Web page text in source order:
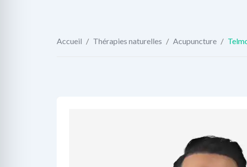
Accueil / Thérapies naturelles / Acupuncture /